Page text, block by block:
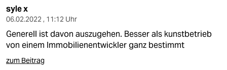
syle x
06.02.2022 , 11:12 Uhr
Generell ist davon auszugehen. Besser als kunstbetrieb
von einem Immobilienentwickler ganz bestimmt
zum Beitrag